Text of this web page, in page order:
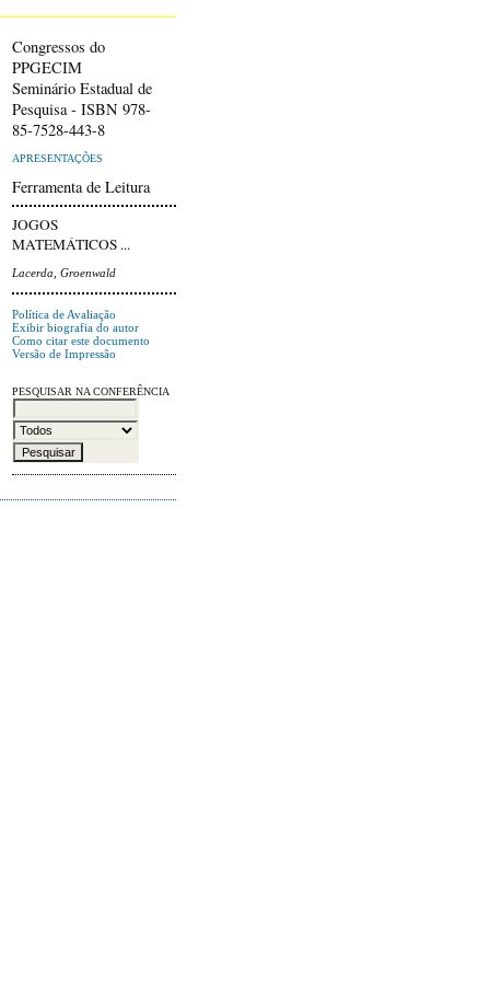
Congressos do
PPGECIM
Seminário Estadual de
Pesquisa - ISBN 978-
85-7528-443-8
APRESENTAÇÕES
Ferramenta de Leitura
JOGOS
MATEMÁTICOS ...
Lacerda, Groenwald
Política de Avaliação
Exibir biografia do autor
Como citar este documento
Versão de Impressão
PESQUISAR NA CONFERÊNCIA